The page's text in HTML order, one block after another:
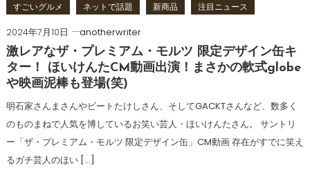
すごいグルメ ネットで話題 新商品 注目ニュース
2024年7月10日
anotherwriter
激レアなザ・プレミアム・モルツ 限定デザイン缶キ
ター！ ほいけんたCM動画出演！まさかの軟式globe
や映画泥棒も登場(笑)
明石家さんまさんやビートたけしさん、そしてGACKTさんなど、数多く
のものまねで人気を博しているお笑い芸人・ほいけんたさん。 サントリ
ー「ザ・プレミアム・モルツ 限定デザイン缶」CM動画 存在がすでに笑え
るガチ芸人のほい […]